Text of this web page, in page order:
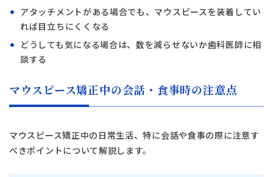
アタッチメントがある場合でも、マウスピースを装着してい
れば目立ちにくくなる
どうしても気になる場合は、数を減らせないか歯科医師に相
談する
マウスピース矯正中の会話・食事時の注意点
マウスピース矯正中の日常生活、特に会話や食事の際に注意す
べきポイントについて解説します。